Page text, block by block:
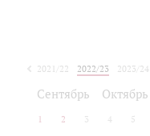
2021/22 2022/23 2023/24
Сентябрь Октябрь
1 2 3 4 5